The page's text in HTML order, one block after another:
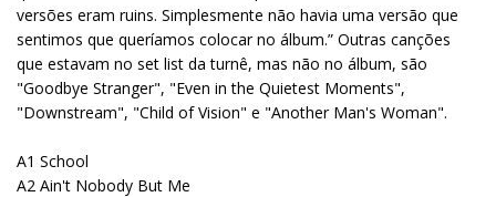
versões eram ruins. Simplesmente não havia uma versão que
sentimos que queríamos colocar no álbum.” Outras canções
que estavam no set list da turnê, mas não no álbum, são
"Goodbye Stranger", "Even in the Quietest Moments",
"Downstream", "Child of Vision" e "Another Man's Woman".
A1 School
A2 Ain't Nobody But Me